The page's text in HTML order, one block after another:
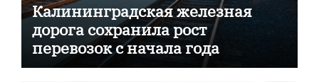
Калининградская железная
дорога сохранила рост
перевозок с начала года